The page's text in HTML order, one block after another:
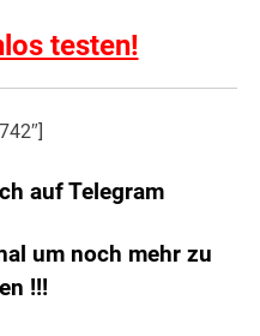
testen!
auf Telegram
um noch mehr zu
!!!